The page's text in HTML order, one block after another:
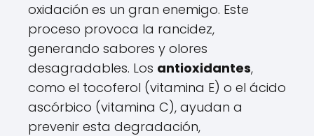
oxidación es un gran enemigo. Este
proceso provoca la rancidez,
generando sabores y olores
desagradables. Los antioxidantes,
como el tocoferol (vitamina E) o el ácido
ascórbico (vitamina C), ayudan a
prevenir esta degradación,